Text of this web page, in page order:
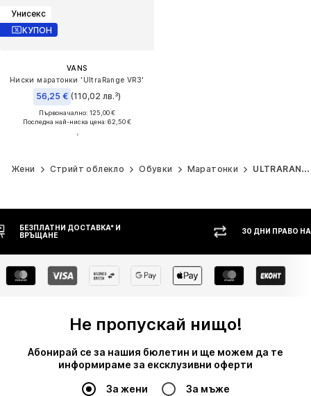
Унисекс
КУПОН
VANS
Ниски маратонки 'UltraRange VR3'
56,25 € (110,02 лв.³)
Първоначално: 125,00 €
Последна най-ниска цена:62,50 €
Жени Стрийт облекло Обувки Маратонки ULTRARANGE
30 ДНИ ПРАВО НА ВРЪЩАНЕ
Не пропускай нищо!
Абонирай се за нашия бюлетин и ще можем да те
информираме за ексклузивни оферти
За жени За мъже